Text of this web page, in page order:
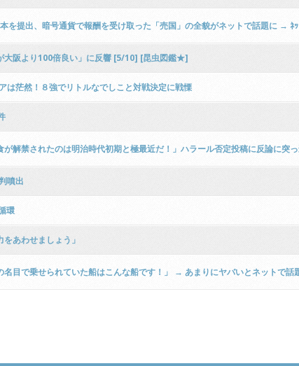
提出、暗号通貨で報酬を受け取った「売国」の全貌がネットで話題に → ﾈｯ
大阪より100倍良い」に反響 [5/10] [昆虫図鑑★]
は茫然！８強でリトルなでしこと対戦決定に戦慄
解禁されたのは明治時代初期と極最近だ！」ハラール否定投稿に反論に突
噴出
環
あわせましょう」
名目で乗せられていた船はこんな船です！」 → あまりにヤバいとネットで